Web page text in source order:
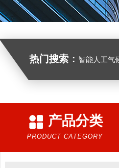
热门搜索： 智能人工气
产品分类
PRODUCT CATEGORY